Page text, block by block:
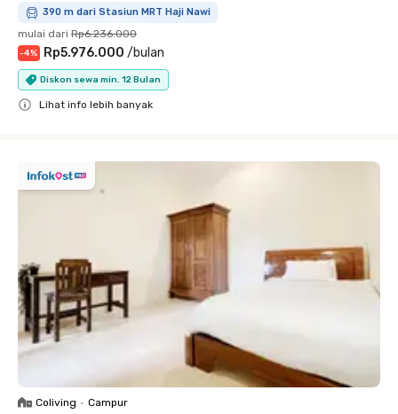
390 m dari Stasiun MRT Haji Nawi
mulai dari Rp6.236.000
-4% Rp5.976.000 /bulan
Diskon sewa min. 12 Bulan
Lihat info lebih banyak
Coliving • Campur